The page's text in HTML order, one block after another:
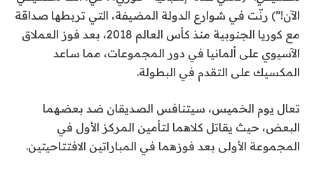
الآن!”) رنّت في شوارع الدولة المضيفة، التي تربطها صداقة
مع كوريا الجنوبية منذ كأس العالم 2018، بعد فوز العملاق
الآسيوي على ألمانيا في دور المجموعات، مما ساعد
المكسيك على التقدم في البطولة.
تعال يوم الخميس، سيتنافس الصديقان ضد بعضهما
البعض، حيث يقاتل كلاهما لتأمين المركز الأول في
المجموعة الأولى بعد فوزهما في المباراتين الافتتاحيتين.